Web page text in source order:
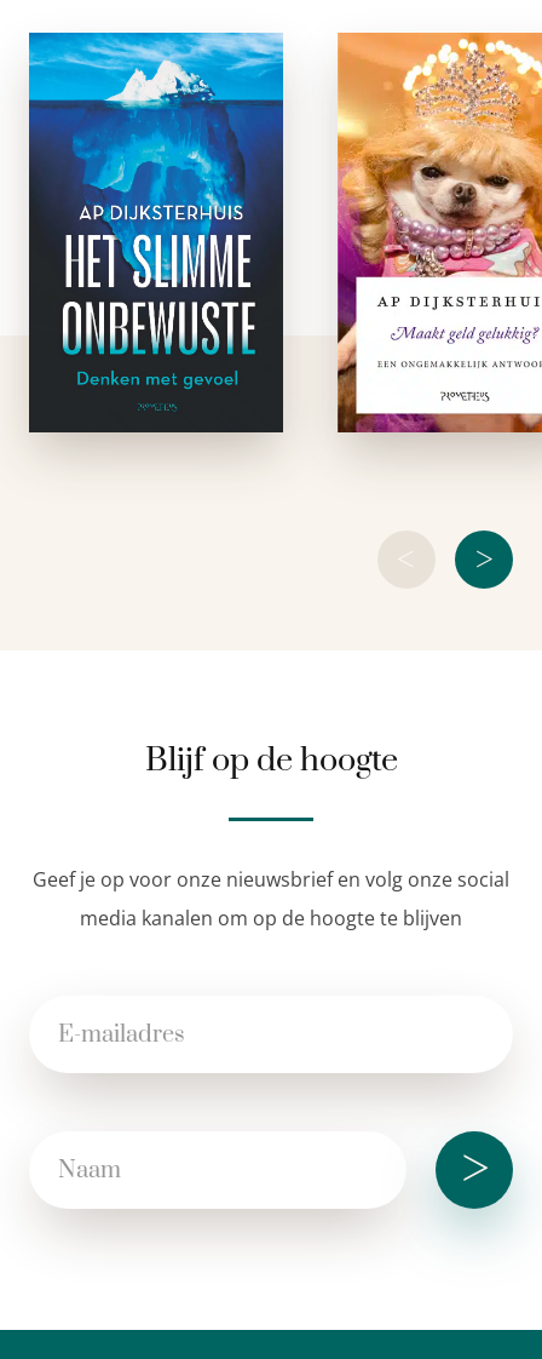
< >
Het Slimme
onbewuste
e-boek
We plaatsen ons
bewustzijn op een
voetstuk, zien het als
de kroon op de
evolutie en denken
dat het ons
onderscheidt van
andere dieren. We
denken dat het ons
verstandig …
Maakt
e-boek
Maakt geld
Over deze
wordt al
zolang geld
Sommige
vooral rijke,
dat geld niet
andere dingen,
liefde en
Blijf op de hoogte
Geef je op voor onze nieuwsbrief en volg onze social
media kanalen om op de hoogte te blijven
>